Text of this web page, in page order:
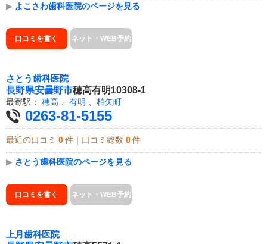
▶ よこさわ歯科医院のページを見る
口コミを書く ネット・WEB予約
さとう歯科医院
長野県安曇野市穂高有明10308-1
最寄駅： 穂高 有明 柏矢町
0263-81-5155
最近の口コミ 0 件｜口コミ総数 0 件
▶ さとう歯科医院のページを見る
口コミを書く ネット・WEB予約
上月歯科医院